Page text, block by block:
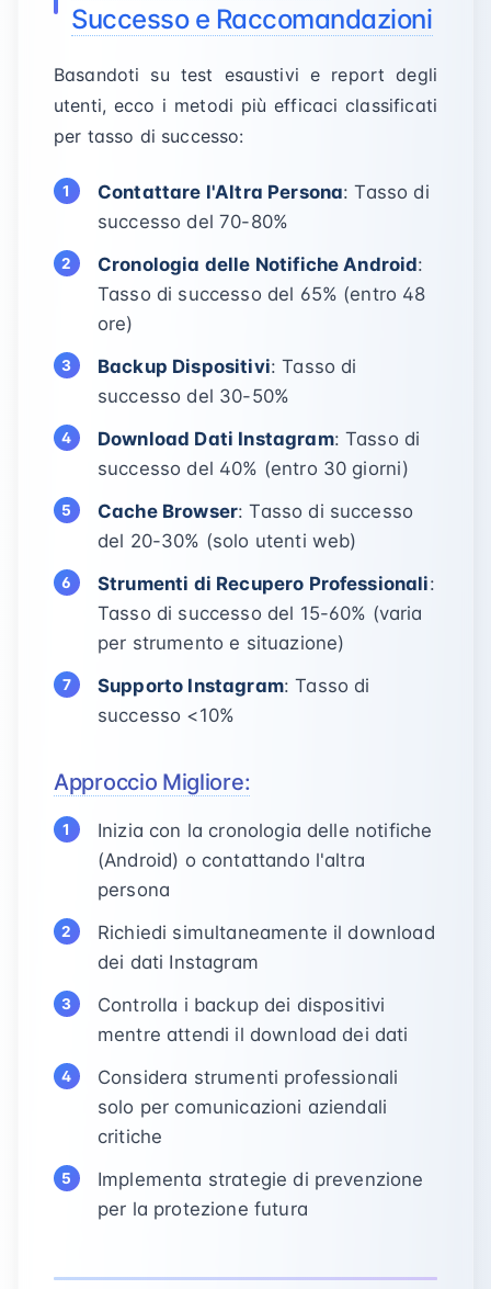
Successo e Raccomandazioni
Basandoti su test esaustivi e report degli
utenti, ecco i metodi più efficaci classificati
per tasso di successo:
Contattare l'Altra Persona: Tasso di
successo del 70-80%
Cronologia delle Notifiche Android:
Tasso di successo del 65% (entro 48
ore)
Backup Dispositivi: Tasso di
successo del 30-50%
Download Dati Instagram: Tasso di
successo del 40% (entro 30 giorni)
Cache Browser: Tasso di successo
del 20-30% (solo utenti web)
Strumenti di Recupero Professionali:
Tasso di successo del 15-60% (varia
per strumento e situazione)
Supporto Instagram: Tasso di
successo <10%
Approccio Migliore:
Inizia con la cronologia delle notifiche
(Android) o contattando l'altra
persona
Richiedi simultaneamente il download
dei dati Instagram
Controlla i backup dei dispositivi
mentre attendi il download dei dati
Considera strumenti professionali
solo per comunicazioni aziendali
critiche
Implementa strategie di prevenzione
per la protezione futura